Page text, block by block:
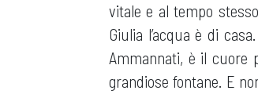
vitale e al tempo
Giulia l’acqua è di
Ammannati, è il cuore
grandiose fontane. E